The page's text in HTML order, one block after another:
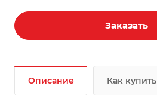
Заказать
Описание Как купить